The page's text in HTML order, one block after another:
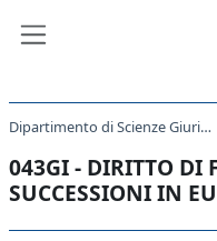
Dipartimento di Scienze Giuridiche, del Linguaggio, dell`Interpretazione e della Traduzione
043GI - DIRITTO DI
SUCCESSIONI IN